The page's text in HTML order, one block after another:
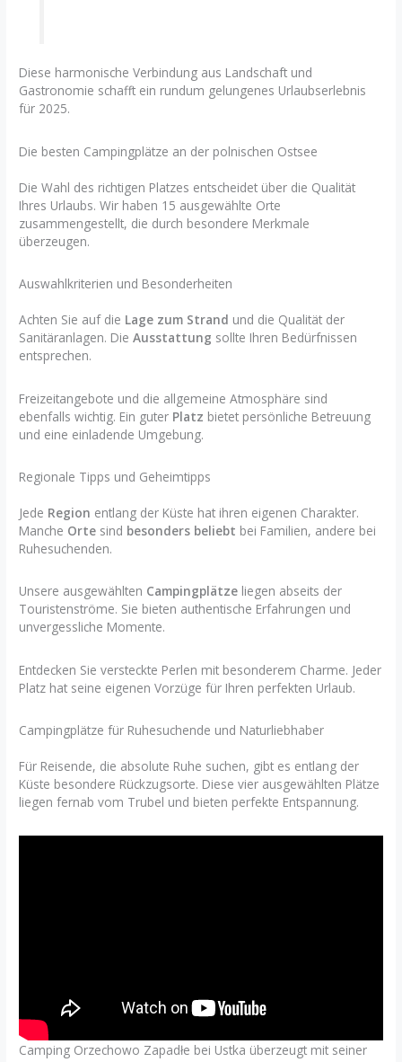
Diese harmonische Verbindung aus Landschaft und
Gastronomie schafft ein rundum gelungenes Urlaubserlebnis
für 2025.
Die besten Campingplätze an der polnischen Ostsee
Die Wahl des richtigen Platzes entscheidet über die Qualität
Ihres Urlaubs. Wir haben 15 ausgewählte Orte
zusammengestellt, die durch besondere Merkmale
überzeugen.
Auswahlkriterien und Besonderheiten
Achten Sie auf die Lage zum Strand und die Qualität der
Sanitäranlagen. DieAusstattung sollte Ihren Bedürfnissen
entsprechen.
Freizeitangebote und die allgemeine Atmosphäre sind
ebenfalls wichtig. Ein guter Platz bietet persönliche Betreuung
und eine einladende Umgebung.
Regionale Tipps und Geheimtipps
Jede Region entlang der Küste hat ihren eigenen Charakter.
Manche Orte sind besonders beliebt bei Familien, andere bei
Ruhesuchenden.
Unsere ausgewählten Campingplätze liegen abseits der
Touristenströme. Sie bieten authentische Erfahrungen und
unvergessliche Momente.
Entdecken Sie versteckte Perlen mit besonderem Charme. Jeder
Platz hat seine eigenen Vorzüge für Ihren perfekten Urlaub.
Campingplätze für Ruhesuchende und Naturliebhaber
Für Reisende, die absolute Ruhe suchen, gibt es entlang der
Küste besondere Rückzugsorte. Diese vier ausgewählten Plätze
liegen fernab vom Trubel und bieten perfekte Entspannung.
Camping Orzechowo Zapadłe bei Ustka überzeugt mit seiner